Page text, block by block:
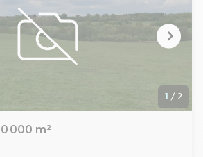
1 / 2
000 m²